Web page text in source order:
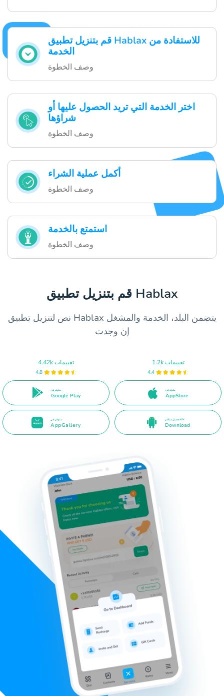
قم بتنزيل تطبيق Hablax للاستفادة من
الخدمة
وصف الخطوة
اختر الخدمة التي تريد الحصول عليها أو
شراؤها
وصف الخطوة
أكمل عملية الشراء
وصف الخطوة
استمتع بالخدمة
وصف الخطوة
قم بتنزيل تطبيق Hablax
نص لتنزيل تطبيق Hablax يتضمن البلد، الخدمة والمشغل
إن وجدت
4.42k تقييمات
4.8
متوفر في
Google Play
1.2k تقييمات
4.4
متوفر في
AppStore
متوفر في
AppGallery
تحميل مباشر APK
Download